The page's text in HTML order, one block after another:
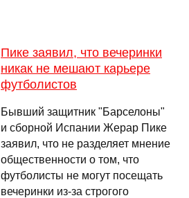
Пике заявил, что вечеринки
никак не мешают карьере
футболистов
Бывший защитник "Барселоны"
и сборной Испании Жерар Пике
заявил, что не разделяет мнение
общественности о том, что
футболисты не могут посещать
вечеринки из-за строгого